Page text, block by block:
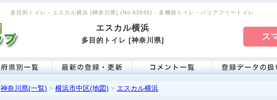
多目的トイレ - エスカル横浜 [神奈川県] (No.63845) - 多機能トイレ・バリアフリートイレ
エスカル横浜
多目的トイレ [神奈川県]
神奈川県(一覧) > 横浜市中区(地図) > エスカル横浜